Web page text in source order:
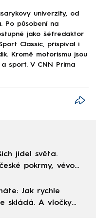
univerzity, od
Po působení na
jako šéfredaktor
Classic, přispíval i
Kromě motorismu jsou
sport. V CNN Prima
jídel světa.
pokrmy, vévodí
Jak rychle
skládá. A vločky